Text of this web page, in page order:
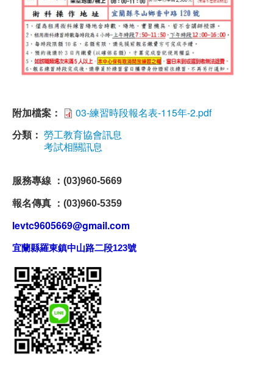
附加檔案：
03-練習時段報名表-115年-2.pdf
分類： 勞工教育協會訊息
考試相關訊息
服務專線 ：(03)960-5669
報名傳真 ：(03)960-5359
levtc9605669@gmail.com
宜蘭縣羅東鎮中山路二段123號